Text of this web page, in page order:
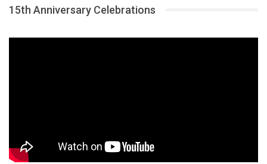
15th Anniversary Celebrations